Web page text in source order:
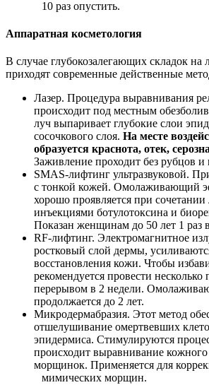
10 раз опустить.
Аппаратная косметология
В случае глубокозалегающих складок на
приходят современные действенные
Лазер. Процедура выравнивания
происходит под местным
луч выпаривает глубокие слои
сосочкового слоя. На месте
образуется краснота, отек,
Заживление проходит без рубцов
SMAS-лифтинг ультразвуковой.
с тонкой кожей. Омолаживающий
хорошо проявляется при
инъекциями ботулотоксина и
Показан женщинам до 50 лет 1 раз
RF-лифтинг. Электромагнитное
ростковый слой дермы,
восстановления кожи. Чтобы
рекомендуется провести несколько
перерывом в 2 недели.
продолжается до 2 лет.
Микродермабразия. Этот метод
отшелушивание омертвевших
эпидермиса. Стимулируются
происходит выравнивание кожного
морщинок. Применяется для
мимических морщин.